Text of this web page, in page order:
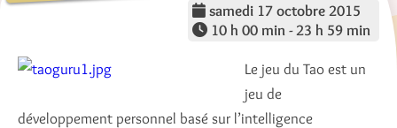
samedi 17 octobre 2015
10 h 00 min - 23 h 59 min
Le jeu du Tao est un
jeu de
développement personnel basé sur l’intelligence